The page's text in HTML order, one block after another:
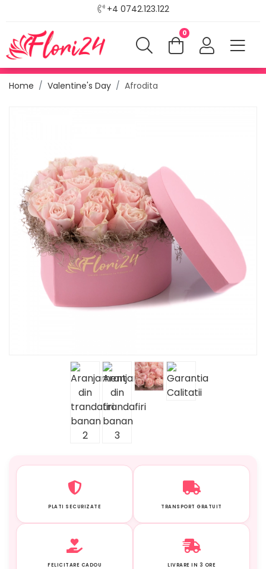
+4 0742.123.122
0
Home Valentine's Day Afrodita
PLATI SECURIZATE TRANSPORT GRATUIT
FELICITARE CADOU LIVRARE IN 3 ORE